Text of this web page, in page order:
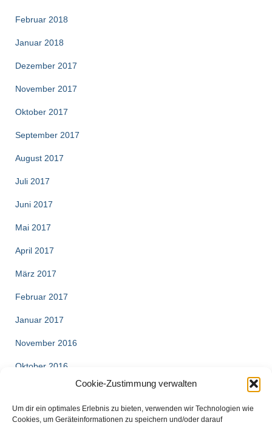
Cookie-Zustimmung verwalten
Um dir ein optimales Erlebnis zu bieten, verwenden wir Technologien wie
Cookies, um Geräteinformationen zu speichern und/oder darauf
Februar 2018
Januar 2018
Dezember 2017
November 2017
Oktober 2017
September 2017
August 2017
Juli 2017
Juni 2017
Mai 2017
April 2017
März 2017
Februar 2017
Januar 2017
November 2016
Oktober 2016